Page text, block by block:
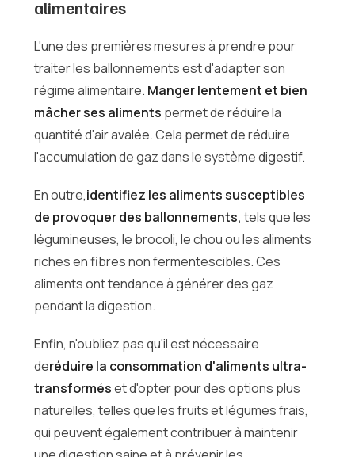
alimentaires
L'une des premières mesures à prendre pour
traiter les ballonnements est d'adapter son
régime alimentaire. Manger lentement et bien
mâcher ses aliments permet de réduire la
quantité d'air avalée. Cela permet de réduire
l'accumulation de gaz dans le système digestif.
En outre,identifiez les aliments susceptibles
de provoquer des ballonnements, tels que les
légumineuses, le brocoli, le chou ou les aliments
riches en fibres non fermentescibles. Ces
aliments ont tendance à générer des gaz
pendant la digestion.
Enfin, n'oubliez pas qu'il est nécessaire
deréduire la consommation d'aliments ultra-
transforméset d'opter pour des options plus
naturelles, telles que les fruits et légumes frais,
qui peuvent également contribuer à maintenir